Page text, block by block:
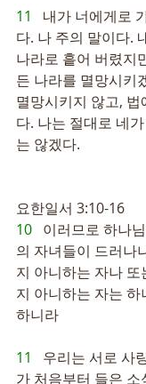
11 내가 너에게로
다. 나 주의 말이다.
나라로 흩어 버렸지
든 나라를 멸망시키
멸망시키지 않고,
다. 나는 절대로 네
는 않겠다.
요한일서 3:10-16
10 이러므로 하나
의 자녀들이 드러나
지 아니하는 자나
지 아니하는 자는
하니라
11 우리는 서로 사
가 처음부터 들은 소